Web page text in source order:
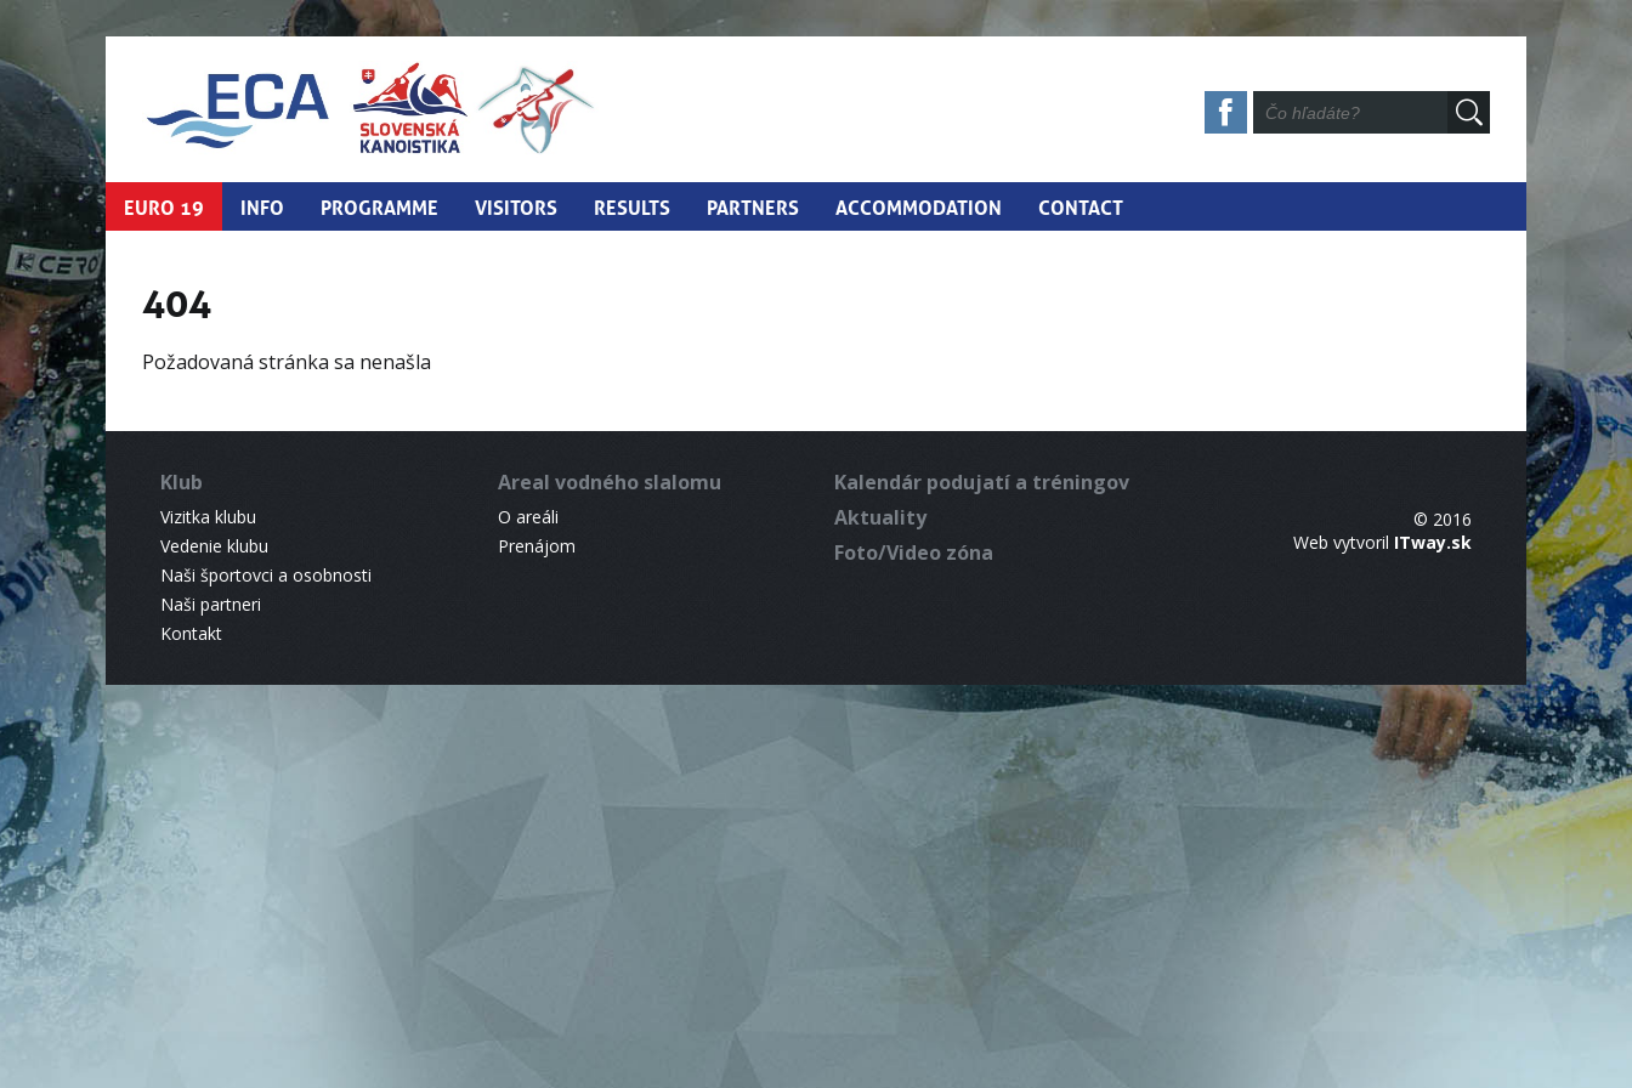
EURO 19 INFO PROGRAMME VISITORS RESULTS PARTNERS ACCOMMODATION CONTACT
404
Požadovaná stránka sa nenašla
Klub
Vizitka klubu
Vedenie klubu
Naši športovci a osobnosti
Naši partneri
Kontakt
Areal vodného slalomu
O areáli
Prenájom
Kalendár podujatí a tréningov
Aktuality
Foto/Video zóna
© 2016
Web vytvoril ITway.sk